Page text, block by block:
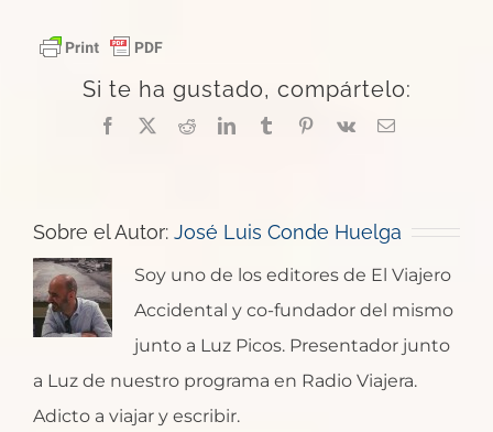
Si te ha gustado, compártelo:
Facebook
X RedditLinkedInTumblrPinterest
Vk
Correo
Sobre el Autor: José Luis Conde Huelga
Soy uno de los editores de El Viajero
Accidental y co-fundador del mismo
junto a Luz Picos. Presentador junto
a Luz de nuestro programa en Radio Viajera.
Adicto a viajar y escribir.